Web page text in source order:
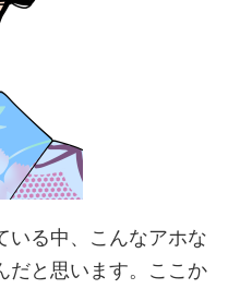
いる中、こんなアホな
だと思います。ここか